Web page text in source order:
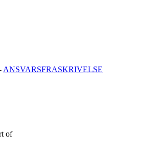
ANSVARSFRASKRIVELSE
of